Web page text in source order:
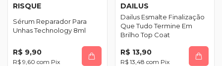
RISQUE
Sérum Reparador Para
Unhas Technology 8ml
R$ 9,90
R$ 9,60 com Pix
DAILUS
Dailus Esmalte Finalização
Que Tudo Termine Em
Brilho Top Coat
R$ 13,90
R$ 13,48 com Pix